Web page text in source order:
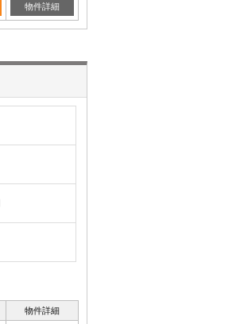
物件詳細
物件詳細